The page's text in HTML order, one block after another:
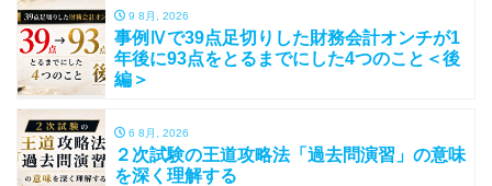
9 8月, 2026
事例Ⅳで39点足切りした財務会計オンチが1
年後に93点をとるまでにした4つのこと＜後
編＞
6 8月, 2026
２次試験の王道攻略法「過去問演習」の意味
を深く理解する